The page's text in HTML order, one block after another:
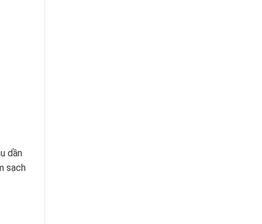
dần
sạch